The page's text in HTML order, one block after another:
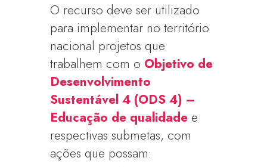
O recurso deve ser utilizado
para implementar no território
nacional projetos que
trabalhem com o Objetivo de
Desenvolvimento
Sustentável 4 (ODS 4) –
Educação de qualidade e
respectivas submetas, com
ações que possam: